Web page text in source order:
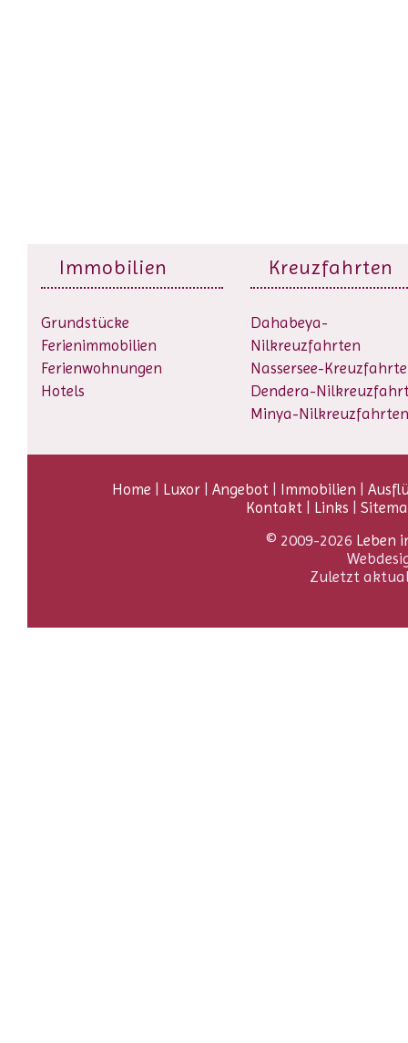
Immobilien
Grundstücke
Ferienimmobilien
Ferienwohnungen
Hotels
Kreuzfahrten
Dahabeya-
Nilkreuzfahrten
Nassersee-
Dendera-
Minya-Nilkreuzfahrten
Home | Luxor| Angebot| Immobilien |
Kontakt| Links |
© 2009-2026 Leben
Zuletzt